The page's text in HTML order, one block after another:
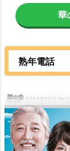
華
熟年電話